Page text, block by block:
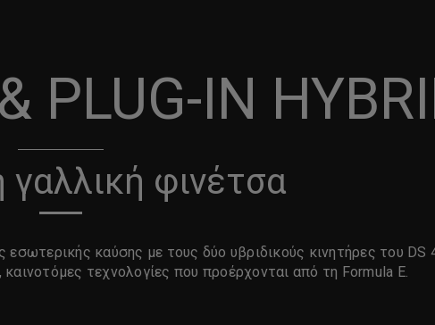
PLUG-IN
γαλλική φινέτσα
καύσης με τους δύο υβριδικούς κινητήρες του DS
καινοτόμες τεχνολογίες που προέρχονται από τη Formula E.